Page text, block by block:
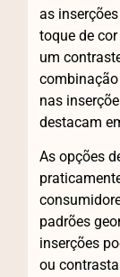
as
toque de
um
nas
destacam
As opções
padrões
inserções
ou